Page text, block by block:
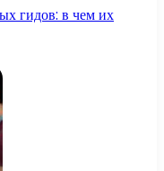
гидов: в чем их